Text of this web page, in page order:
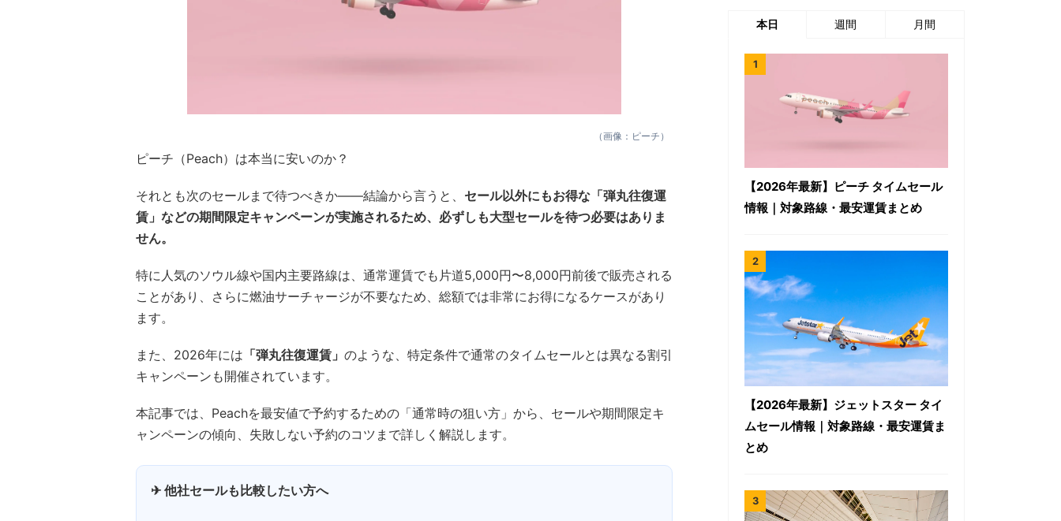
（画像：ピーチ）
ピーチ（Peach）は本当に安いのか？
それとも次のセールまで待つべきか——結論から言うと、 セール以外にもお得な「弾丸往復運
賃」などの期間限定キャンペーンが実施されるため、必ずしも大型セールを待つ必要はありま
せん。
特に人気のソウル線や国内主要路線は、通常運賃でも片道5,000円〜8,000円前後で販売される
ことがあり、さらに燃油サーチャージが不要なため、総額では非常にお得になるケースがあり
ます。
また、2026年には 「弾丸往復運賃」 のような、特定条件で通常のタイムセールとは異なる割引
キャンペーンも開催されています。
本記事では、Peachを最安値で予約するための「通常時の狙い方」から、セールや期間限定キ
ャンペーンの傾向、失敗しない予約のコツまで詳しく解説します。
✈ 他社セールも比較したい方へ
本日 週間 月間
【2026年最新】ピーチ タイムセール
情報｜対象路線・最安運賃まとめ
【2026年最新】ジェットスター タイ
ムセール情報｜対象路線・最安運賃ま
とめ